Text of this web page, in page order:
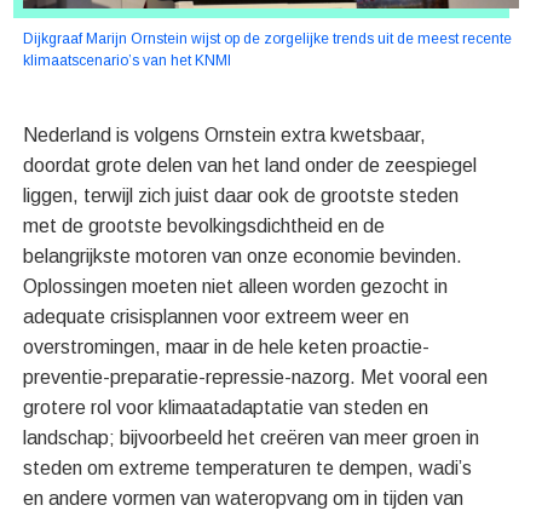
Dijkgraaf Marijn Ornstein wijst op de zorgelijke trends uit de meest recente
klimaatscenario’s van het KNMI
Nederland is volgens Ornstein extra kwetsbaar,
doordat grote delen van het land onder de zeespiegel
liggen, terwijl zich juist daar ook de grootste steden
met de grootste bevolkingsdichtheid en de
belangrijkste motoren van onze economie bevinden.
Oplossingen moeten niet alleen worden gezocht in
adequate crisisplannen voor extreem weer en
overstromingen, maar in de hele keten proactie-
preventie-preparatie-repressie-nazorg. Met vooral een
grotere rol voor klimaatadaptatie van steden en
landschap; bijvoorbeeld het creëren van meer groen in
steden om extreme temperaturen te dempen, wadi’s
en andere vormen van wateropvang om in tijden van